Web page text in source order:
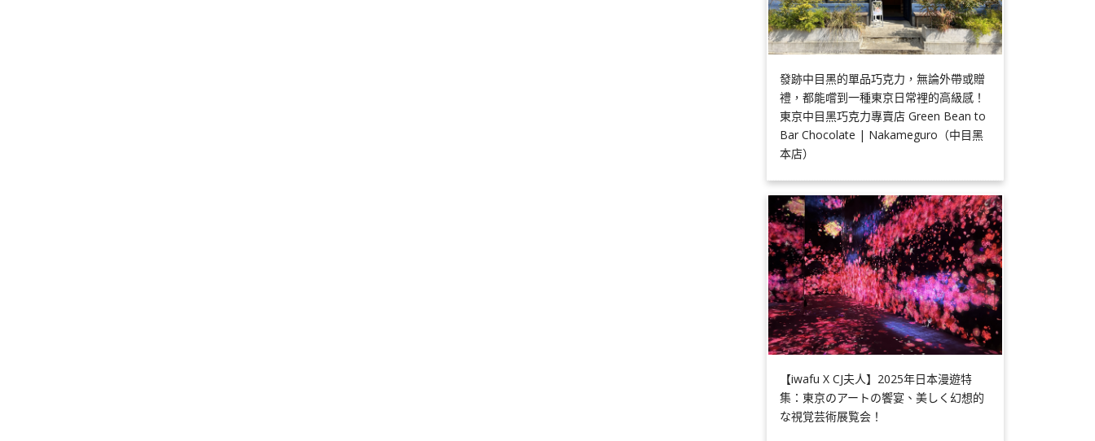
發跡中目黑的單品巧克力，無論外帶或贈
禮，都能嚐到一種東京日常裡的高級感！
東京中目黑巧克力專賣店 Green Bean to
Bar Chocolate | Nakameguro（中目黑
本店）
【iwafu X CJ夫人】2025年日本漫遊特
集：東京のアートの饗宴、美しく幻想的
な視覚芸術展覧会！